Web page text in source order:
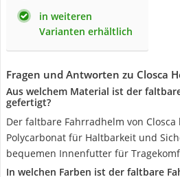
in weiteren
Varianten erhältlich
Fragen und Antworten zu Closca
Aus welchem Material ist der
gefertigt?
Der faltbare Fahrradhelm von
Polycarbonat für Haltbarkeit und
bequemen Innenfutter für
In welchen Farben ist der faltbare